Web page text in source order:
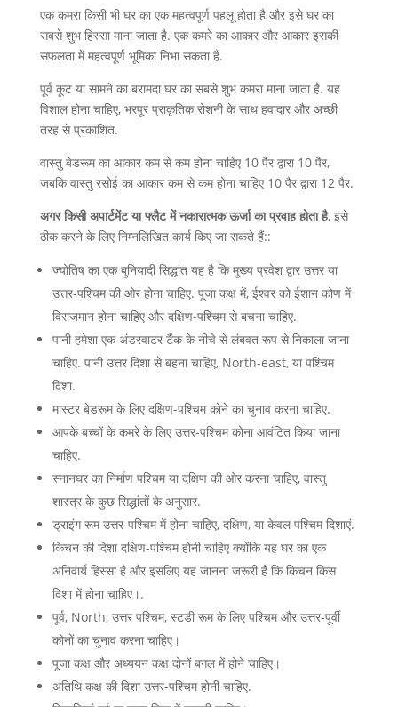
एक कमरा किसी भी घर का एक महत्वपूर्ण पहलू होता है और इसे घर का
सबसे शुभ हिस्सा माना जाता है. एक कमरे का आकार और आकार इसकी
सफलता में महत्वपूर्ण भूमिका निभा सकता है.
पूर्व कूट या सामने का बरामदा घर का सबसे शुभ कमरा माना जाता है. यह
विशाल होना चाहिए, भरपूर प्राकृतिक रोशनी के साथ हवादार और अच्छी
तरह से प्रकाशित.
वास्तु बेडरूम का आकार कम से कम होना चाहिए 10 पैर द्वारा 10 पैर,
जबकि वास्तु रसोई का आकार कम से कम होना चाहिए 10 पैर द्वारा 12 पैर.
अगर किसी अपार्टमेंट या फ्लैट में नकारात्मक ऊर्जा का प्रवाह होता है, इसे
ठीक करने के लिए निम्नलिखित कार्य किए जा सकते हैं::
ज्योतिष का एक बुनियादी सिद्धांत यह है कि मुख्य प्रवेश द्वार उत्तर या
उत्तर-पश्चिम की ओर होना चाहिए. पूजा कक्ष में, ईश्‍वर को ईशान कोण में
विराजमान होना चाहिए और दक्षिण-पश्चिम से बचना चाहिए.
पानी हमेशा एक अंडरवाटर टैंक के नीचे से लंबवत रूप से निकाला जाना
चाहिए. पानी उत्तर दिशा से बहना चाहिए, North-east, या पश्चिम
दिशा.
मास्टर बेडरूम के लिए दक्षिण-पश्चिम कोने का चुनाव करना चाहिए.
आपके बच्चों के कमरे के लिए उत्तर-पश्चिम कोना आवंटित किया जाना
चाहिए.
स्नानघर का निर्माण पश्चिम या दक्षिण की ओर करना चाहिए, वास्तु
शास्त्र के कुछ सिद्धांतों के अनुसार.
ड्राइंग रूम उत्तर-पश्चिम में होना चाहिए, दक्षिण, या केवल पश्चिम दिशाएं.
किचन की दिशा दक्षिण-पश्चिम होनी चाहिए क्योंकि यह घर का एक
अनिवार्य हिस्सा है और इसलिए यह जानना जरूरी है कि किचन किस
दिशा में होना चाहिए।.
पूर्व, North, उत्तर पश्चिम, स्टडी रूम के लिए पश्चिम और उत्तर-पूर्वी
कोनों का चुनाव करना चाहिए।
पूजा कक्ष और अध्ययन कक्ष दोनों बगल में होने चाहिए।
अतिथि कक्ष की दिशा उत्तर-पश्चिम होनी चाहिए.